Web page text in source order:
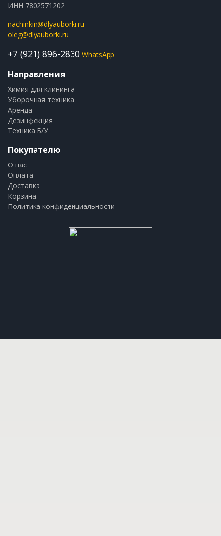
ИНН 7802571202
nachinkin@dlyauborki.ru
oleg@dlyauborki.ru
+7 (921) 896-2830 WhatsApp
Направления
Химия для клининга
Уборочная техника
Аренда
Дезинфекция
Техника Б/У
Покупателю
О нас
Оплата
Доставка
Корзина
Политика конфиденциальности